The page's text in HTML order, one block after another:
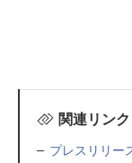
関連リンク
プレスリリー